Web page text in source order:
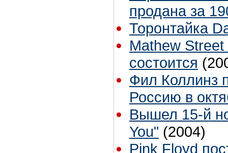
продана за
Торонтайка
Mathew
состоится
Фил Коллинз
Россию в
Вышел 15-й
You" (2004)
Pink Floyd